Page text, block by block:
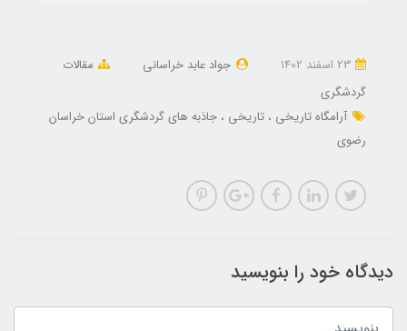
جواد عابد خراسانی
مقالات
گردشگری
آرامگاه تاریخی
تاریخی
جاذبه های گردشگری استان خراسان
رضوی
دیدگاه خود را بنویسید